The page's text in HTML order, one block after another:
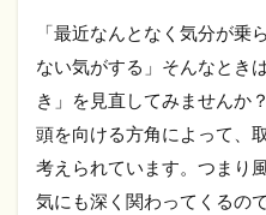
「最近なんとなく気分が乗
ない気がする」そんなとき
き」を見直してみませんか
頭を向ける方角によって、
考えられています。つまり
気にも深く関わってくるので